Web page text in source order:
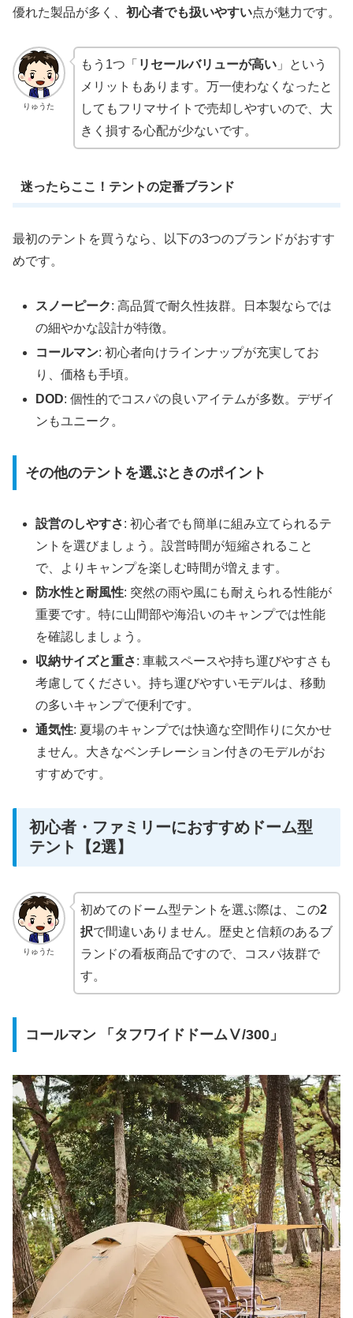
優れた製品が多く、 初心者でも扱いやすい点が魅力です。
りゅうた
もう1つ「 リセールバリューが高い」という
メリットもあります。万一使わなくなったと
してもフリマサイトで売却しやすいので、大
きく損する心配が少ないです。
迷ったらここ！テントの定番ブランド
最初のテントを買うなら、以下の3つのブランドがおすす
めです。
スノーピーク: 高品質で耐久性抜群。日本製ならでは
の細やかな設計が特徴。
コールマン: 初心者向けラインナップが充実してお
り、価格も手頃。
DOD: 個性的でコスパの良いアイテムが多数。デザイ
ンもユニーク。
その他のテントを選ぶときのポイント
設営のしやすさ: 初心者でも簡単に組み立てられるテ
ントを選びましょう。設営時間が短縮されること
で、よりキャンプを楽しむ時間が増えます。
防水性と耐風性: 突然の雨や風にも耐えられる性能が
重要です。特に山間部や海沿いのキャンプでは性能
を確認しましょう。
収納サイズと重さ: 車載スペースや持ち運びやすさも
考慮してください。持ち運びやすいモデルは、移動
の多いキャンプで便利です。
通気性: 夏場のキャンプでは快適な空間作りに欠かせ
ません。大きなベンチレーション付きのモデルがお
すすめです。
初心者・ファミリーにおすすめドーム型
テント【2選】
りゅうた
初めてのドーム型テントを選ぶ際は、この2
択で間違いありません。歴史と信頼のあるブ
ランドの看板商品ですので、コスパ抜群で
す。
コールマン 「タフワイドドームⅤ/300」